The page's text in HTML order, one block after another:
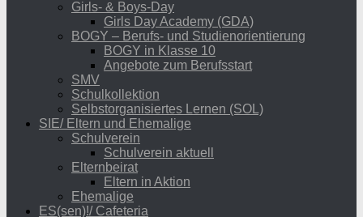
Girls- & Boys-Day
Girls Day Academy (GDA)
BOGY – Berufs- und Studienorientierung
BOGY in Klasse 10
Angebote zum Berufsstart
SMV
Schulkollektion
Selbstorganisiertes Lernen (SOL)
SIE/ Eltern und Ehemalige
Schulverein
Schulverein aktuell
Elternbeirat
Eltern in Aktion
Ehemalige
ES(sen)!/ Cafeteria